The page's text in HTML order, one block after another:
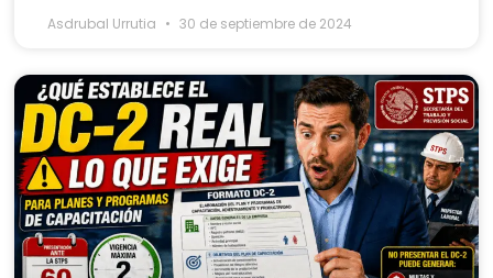
Asdrubal Urrutia 30 de septiembre de 2024